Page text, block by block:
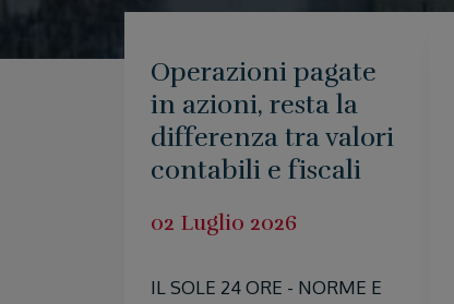
Operazioni pagate
in azioni, resta la
differenza tra valori
contabili e fiscali
02 Luglio 2026
IL SOLE 24 ORE - NORME E